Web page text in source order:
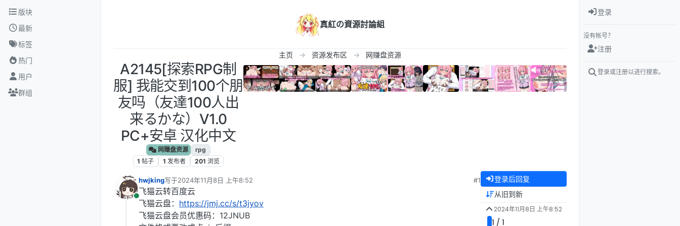
跳转至内容
版块
最新
标签
热门
用户
群组
真紅の資源討論組
主页 资源发布区 网赚盘资源
A2145[探索RPG制
服] 我能交到100个朋
友吗（友達100人出
来るかな）V1.0
PC+安卓 汉化中文
网赚盘资源
rpg
1 帖子 1 发布者 201 浏览
在线
hwjking写于2024年11月8日 上午8:52
最后由 编辑
#1
飞猫云转百度云
飞猫云盘： https://jmj.cc/s/t3jyov
飞猫云盘会员优惠码：12JNUB
登录后回复
从旧到新
2024年11月8日 上午8:52
1 / 1
登录
没有帐号？
注册
登录或注册以进行搜索。